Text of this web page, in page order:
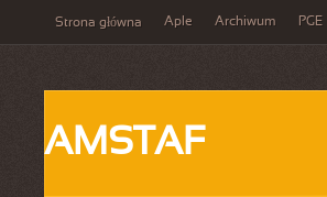
Strona główna Aple Archiwum PGE
AMSTAF